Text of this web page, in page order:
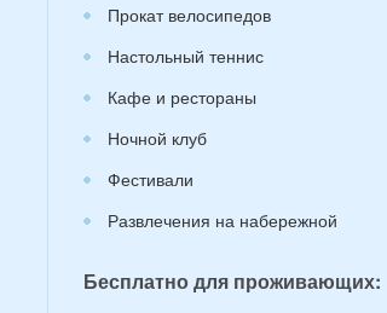
Прокат велосипедов
Настольный теннис
Кафе и рестораны
Ночной клуб
Фестивали
Развлечения на набережной
Бесплатно для проживающих: